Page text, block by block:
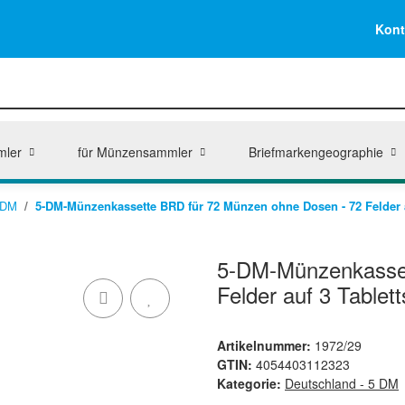
für Münzensammler Briefmarkengeographie
5-DM-Münzenkassette BRD für 72 Münzen ohne Dosen - 72
5-DM-
Felder auf 3
Artikelnummer: 1972/29
GTIN: 4054403112323
Kategorie: Deutschland - 5 DM